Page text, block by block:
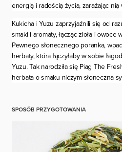
energią i radością życia, zarażając nią
Kukicha i Yuzu zaprzyjaźnili się od
smaki i aromaty, łącząc zioła i
Pewnego słonecznego poranka,
herbaty, która łączyłaby w sobie
Yuzu. Tak narodziła się Piag The
herbata o smaku niczym słoneczna
SPOSÓB PRZYGOTOWANIA
Zalej łyżeczkę herbaty wodą o